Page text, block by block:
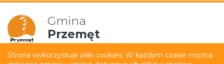
Gmina
Przemęt
Strona wykorzystuje pliki cookies. W każdym czasie można